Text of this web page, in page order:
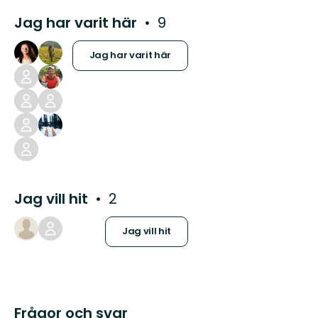
Jag har varit här 9
Jag har varit här
Jag vill hit 2
Jag vill hit
Frågor och svar